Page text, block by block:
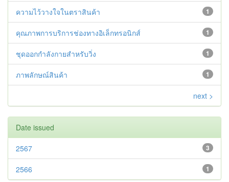
1
ความไว้วางใจในตราสินค้า
1
คุณภาพการบริการช่องทางอิเล็กทรอนิกส์
1
ชุดออกกำลังกายสำหรับวิ่ง
1
ภาพลักษณ์สินค้า
next >
Date issued
3
2567
1
2566